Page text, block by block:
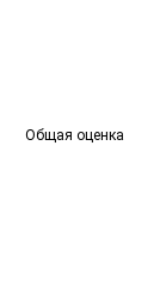
Общая оценка